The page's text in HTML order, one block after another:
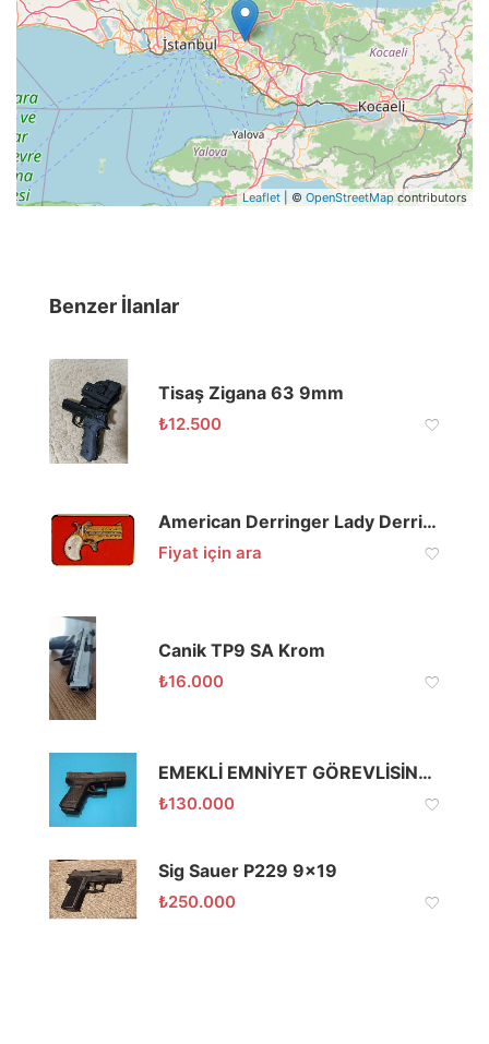
Leaflet | © OpenStreetMapcontributors
Benzer İlanlar
Tisaş Zigana 63 9mm
₺12.500
American Derringer Lady Derringer Gold .45 LC
Fiyat için ara
Canik TP9 SA Krom
₺16.000
EMEKLİ EMNİYET GÖREVLİSİNDEN AVUSTURYA GLOCK 19 GEN 4
₺130.000
Sig Sauer P229 9×19
₺250.000